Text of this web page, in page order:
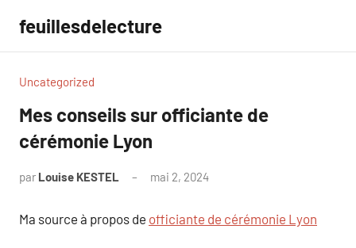
contenu
feuillesdelecture
Uncategorized
Mes conseils sur officiante de
cérémonie Lyon
par Louise KESTEL mai 2, 2024
Ma source à propos de officiante de cérémonie Lyon